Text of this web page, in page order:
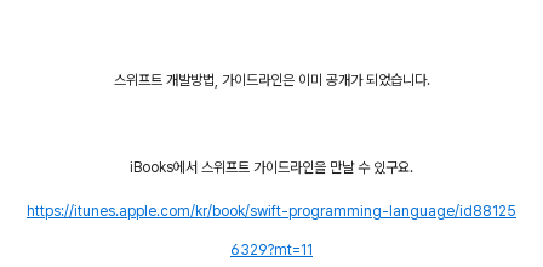
스위프트 개발방법, 가이드라인은 이미 공개가 되었습니다.
iBooks에서 스위프트 가이드라인을 만날 수 있구요.
https://itunes.apple.com/kr/book/swift-programming-language/id88125
6329?mt=11